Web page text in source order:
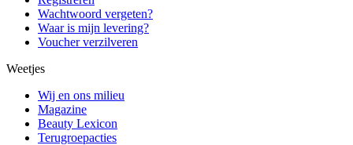
Wachtwoord vergeten?
Waar is mijn levering?
Voucher verzilveren
Weetjes
Wij en ons milieu
Magazine
Beauty Lexicon
Terugroepacties